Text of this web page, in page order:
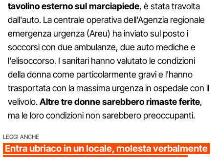
tavolino esterno sul marciapiede, è stata travolta
dall'auto. La centrale operativa dell'Agenzia regionale
emergenza urgenza (Areu) ha inviato sul posto i
soccorsi con due ambulanze, due auto mediche e
l'elisoccorso. I sanitari hanno valutato le condizioni
della donna come particolarmente gravi e l'hanno
trasportata con la massima urgenza in ospedale con il
velivolo.Altre tre donne sarebbero rimaste ferite,
ma le loro condizioni non sarebbero preoccupanti.
LEGGI ANCHE
Entra ubriaco in un locale, molesta verbalmente